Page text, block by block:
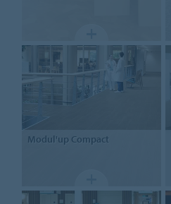
Modul'upCompact